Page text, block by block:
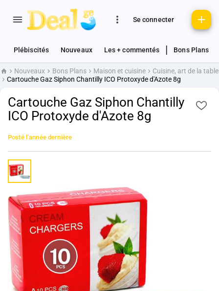
Se connecter
Plébiscités Nouveaux Les + commentés Bons Plans
AccueilNouveaux Bons Plans Maison et cuisine
Cuisine, art de la table
Cartouche Gaz Siphon Chantilly ICO Protoxyde d'Azote 8g
Cartouche Gaz Siphon Chantilly
ICO Protoxyde d'Azote 8g
Posté l’année dernière